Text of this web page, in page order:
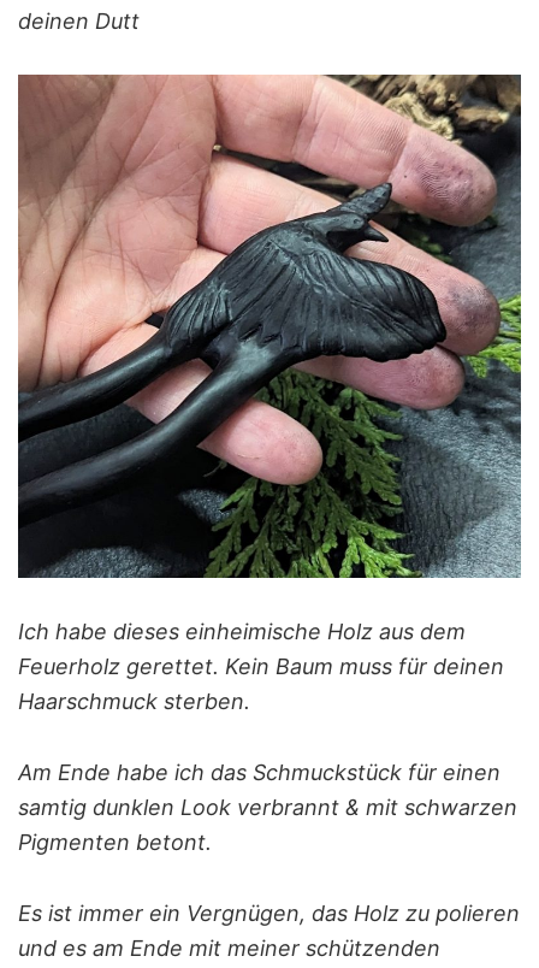
deinen Dutt
Ich habe dieses einheimische Holz aus dem
Feuerholz gerettet. Kein Baum muss für deinen
Haarschmuck sterben.
Am Ende habe ich das Schmuckstück für einen
samtig dunklen Look verbrannt & mit schwarzen
Pigmenten betont.
Es ist immer ein Vergnügen, das Holz zu polieren
und es am Ende mit meiner schützenden